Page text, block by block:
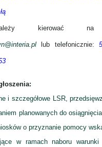
kierować na
lub telefonicznie:
i szczegółowe LSR,
planowanych do
o przyznanie pomocy
w ramach naboru warunki